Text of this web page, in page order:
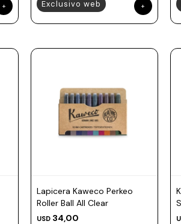
Exclusivo web
Lapicera Kaweco Perkeo
Roller Ball All Clear
USD 34,00